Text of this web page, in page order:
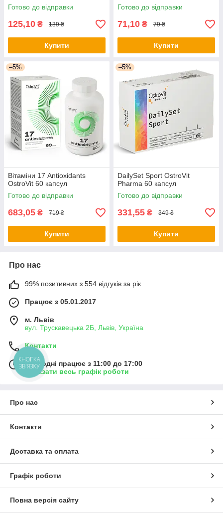
Готово до відправки
125,10 ₴ 139 ₴
Купити
Готово до відправки
71,10 ₴ 79 ₴
Купити
–5%
Вітаміни 17 Antioxidants
OstroVit 60 капсул
Готово до відправки
683,05 ₴ 719 ₴
Купити
–5%
DailySet Sport OstroVit
Pharma 60 капсул
Готово до відправки
331,55 ₴ 349 ₴
Купити
Про нас
99% позитивних з 554 відгуків за рік
Працює з 05.01.2017
м. Львів
вул. Трускавецька 2Б, Львів, Україна
Контакти
Сьогодні працює з 11:00 до 17:00
Показати весь графік роботи
Про нас
Контакти
Доставка та оплата
Графік роботи
Повна версія сайту
КНОПКА
ЗВ'ЯЗКУ